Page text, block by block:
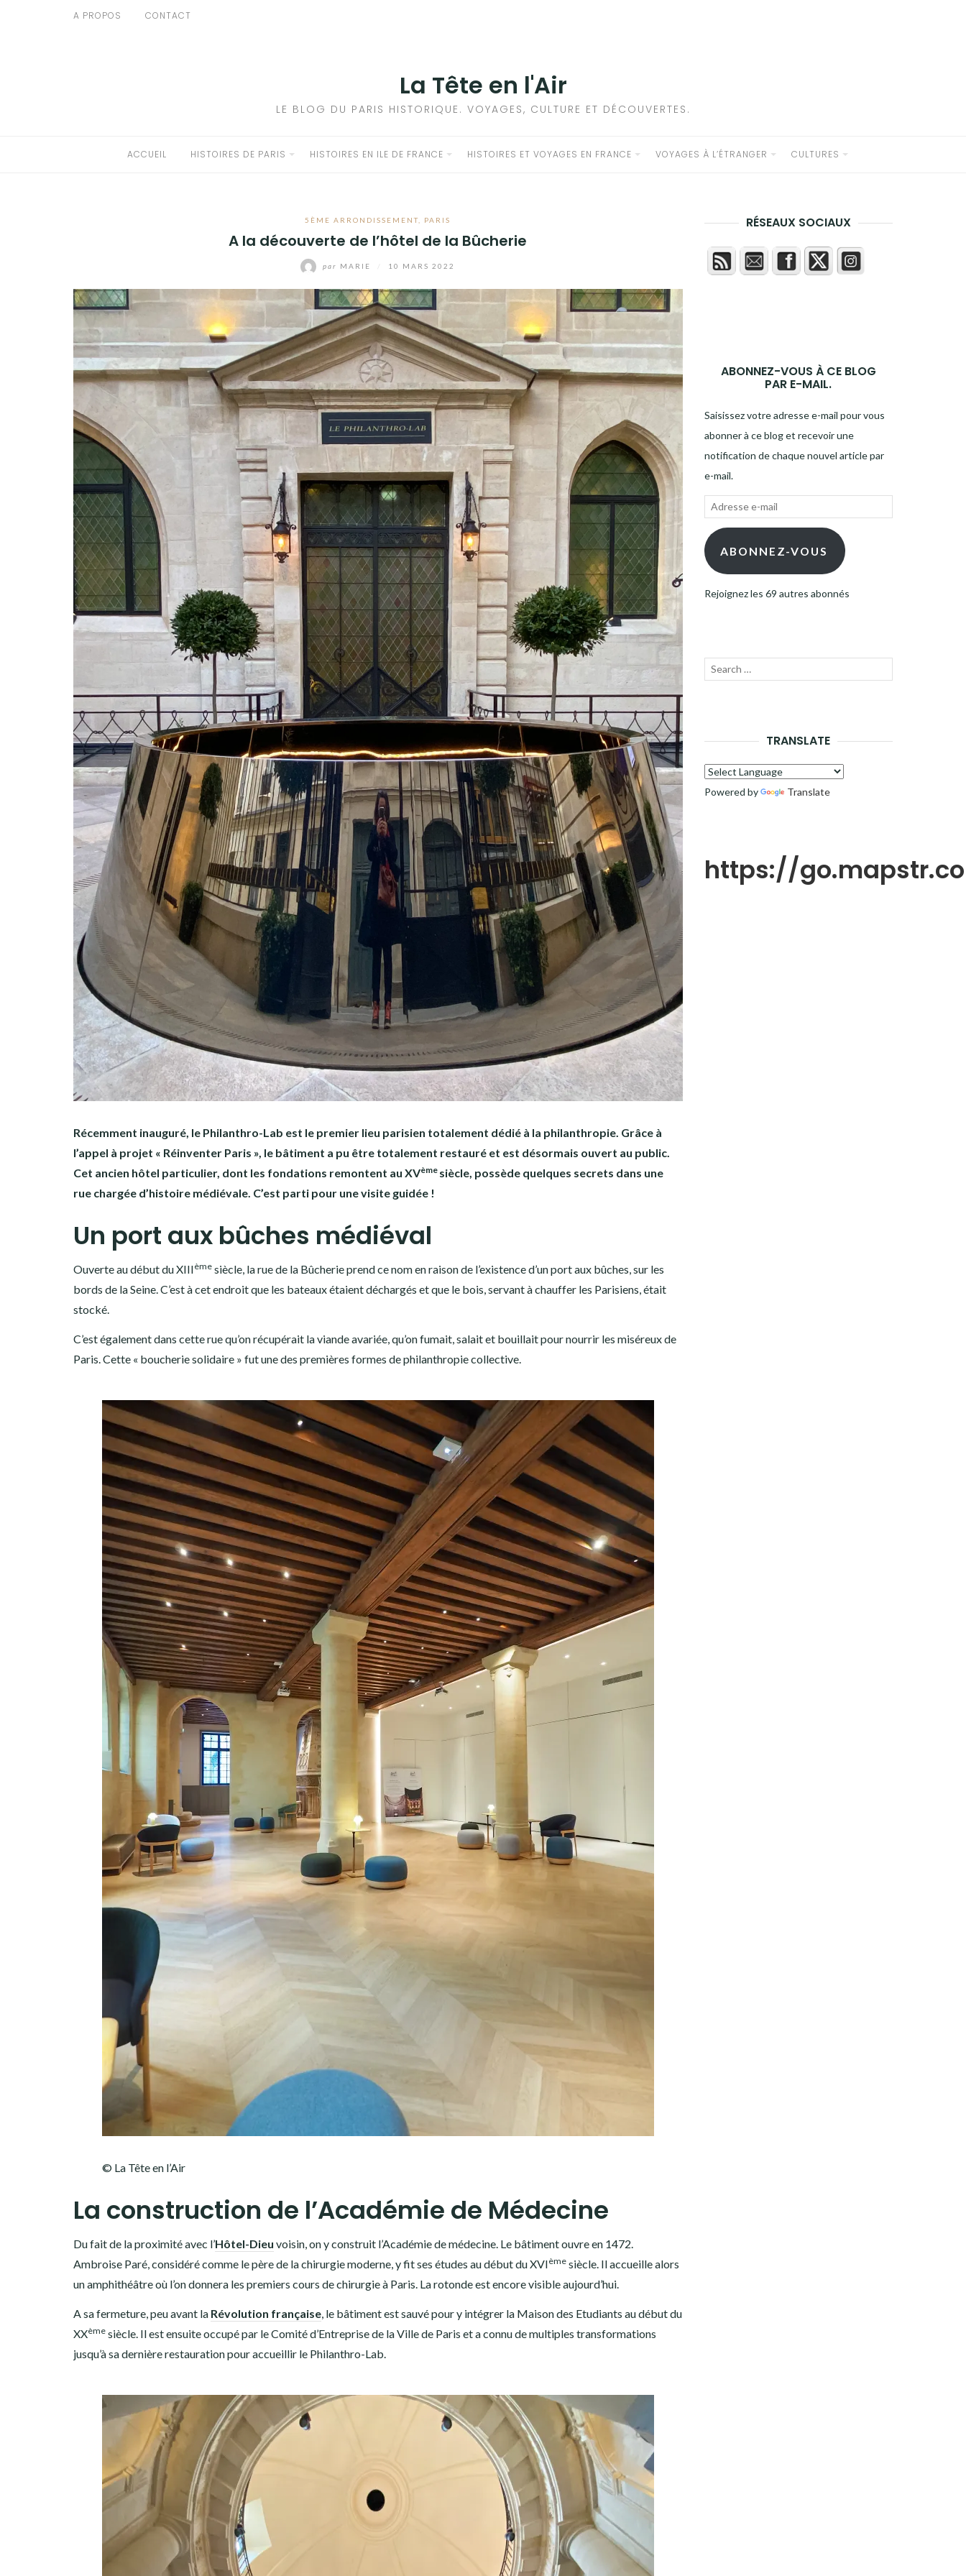
A PROPOS CONTACT
La Tête en l'Air
LE BLOG DU PARIS HISTORIQUE. VOYAGES, CULTURE ET DÉCOUVERTES.
ACCUEIL HISTOIRES DE PARIS HISTOIRES EN ILE DE FRANCE HISTOIRES ET VOYAGES EN FRANCE VOYAGES À L’ÉTRANGER CULTURES
5ÈME ARRONDISSEMENT PARIS
A la découverte de l’hôtel de la Bûcherie
par MARIE 10 MARS 2022
Récemment inauguré, le Philanthro-Lab est le premier lieu parisien totalement dédié à la philanthropie. Grâce à
l’appel à projet « Réinventer Paris », le bâtiment a pu être totalement restauré et est désormais ouvert au public.
Cet ancien hôtel particulier, dont les fondations remontent au XVème siècle, possède quelques secrets dans une
rue chargée d’histoire médiévale. C’est parti pour une visite guidée !
Un port aux bûches médiéval
Ouverte au début du XIIIème siècle, la rue de la Bûcherie prend ce nom en raison de l’existence d’un port aux bûches, sur les
bords de la Seine. C’est à cet endroit que les bateaux étaient déchargés et que le bois, servant à chauffer les Parisiens, était
stocké.
C’est également dans cette rue qu’on récupérait la viande avariée, qu’on fumait, salait et bouillait pour nourrir les miséreux de
Paris. Cette « boucherie solidaire » fut une des premières formes de philanthropie collective.
© La Tête en l’Air
La construction de l’Académie de Médecine
Du fait de la proximité avec l’Hôtel-Dieu voisin, on y construit l’Académie de médecine. Le bâtiment ouvre en 1472.
Ambroise Paré, considéré comme le père de la chirurgie moderne, y fit ses études au début du XVIème siècle. Il accueille alors
un amphithéâtre où l’on donnera les premiers cours de chirurgie à Paris. La rotonde est encore visible aujourd’hui.
A sa fermeture, peu avant la Révolution française, le bâtiment est sauvé pour y intégrer la Maison des Etudiants au début du
XXème siècle. Il est ensuite occupé par le Comité d’Entreprise de la Ville de Paris et a connu de multiples transformations
jusqu’à sa dernière restauration pour accueillir le Philanthro-Lab.
RÉSEAUX SOCIAUX
ABONNEZ-VOUS À CE BLOG
PAR E-MAIL.
Saisissez votre adresse e-mail pour vous
abonner à ce blog et recevoir une
notification de chaque nouvel article par
e-mail.
Adresse
mail ABONNEZ-VOUS
Rejoignez les 69 autres abonnés
Recherche
TRANSLATE
Powered by Translate
https://